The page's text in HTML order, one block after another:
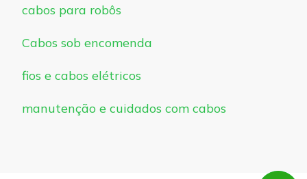
cabos para robôs
Cabos sob encomenda
fios e cabos elétricos
manutenção e cuidados com cabos